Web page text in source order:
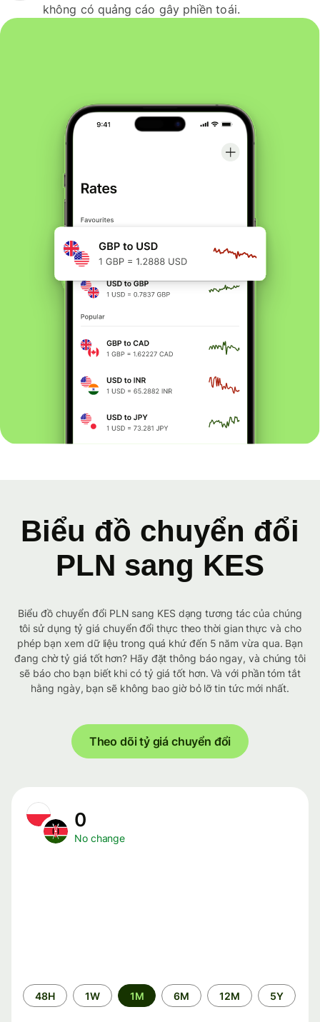
không có quảng cáo gây phiền toái.
Biểu đồ chuyển đổi
PLN sang KES
Biểu đồ chuyển đổi PLN sang KES dạng tương tác của chúng
tôi sử dụng tỷ giá chuyển đổi thực theo thời gian thực và cho
phép bạn xem dữ liệu trong quá khứ đến 5 năm vừa qua. Bạn
đang chờ tỷ giá tốt hơn? Hãy đặt thông báo ngay, và chúng tôi
sẽ báo cho bạn biết khi có tỷ giá tốt hơn. Và với phần tóm tắt
hằng ngày, bạn sẽ không bao giờ bỏ lỡ tin tức mới nhất.
Theo dõi tỷ giá chuyển đổi
0
No change
Time
period
48H 1W 1M 6M 12M 5Y